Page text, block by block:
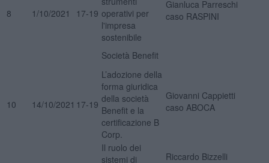
8 1/10/2021 17-19 operativi per
l'impresa
sostenibile
Società Benefit
Gianluca Parreschi
caso RASPINI
10 14/10/2021 17-19
L’adozione della
forma giuridica
della società
Benefit e la
certificazione B
Corp.
Giovanni Cappietti
caso ABOCA
Il ruolo dei
sistemi di
Riccardo Bizzelli